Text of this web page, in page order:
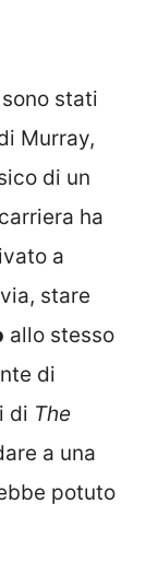
stati
Murray,
di un
ha
a
stare
allo stesso
di
di The
a una
potuto